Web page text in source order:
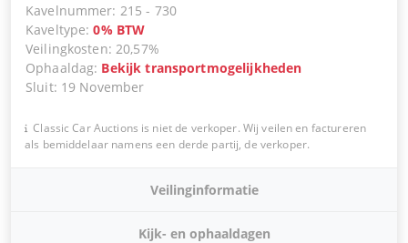
Kavelnummer: 215 - 730
Kaveltype:0% BTW
Veilingkosten:20,57%
Ophaaldag: Bekijk transportmogelijkheden
Sluit: 19 November
Classic Car Auctions is niet de verkoper. Wij veilen en factureren
als bemiddelaar namens een derde partij, de verkoper.
Veilinginformatie
Kijk- en ophaaldagen